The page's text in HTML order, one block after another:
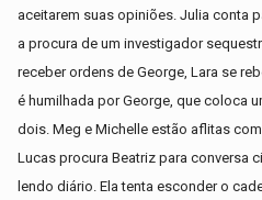
aceitarem suas opiniões. Julia conta
a procura de um investigador
receber ordens de George, Lara se
é humilhada por George, que coloca
dois. Meg e Michelle estão aflitas
Lucas procura Beatriz para conversa
lendo diário. Ela tenta esconder o